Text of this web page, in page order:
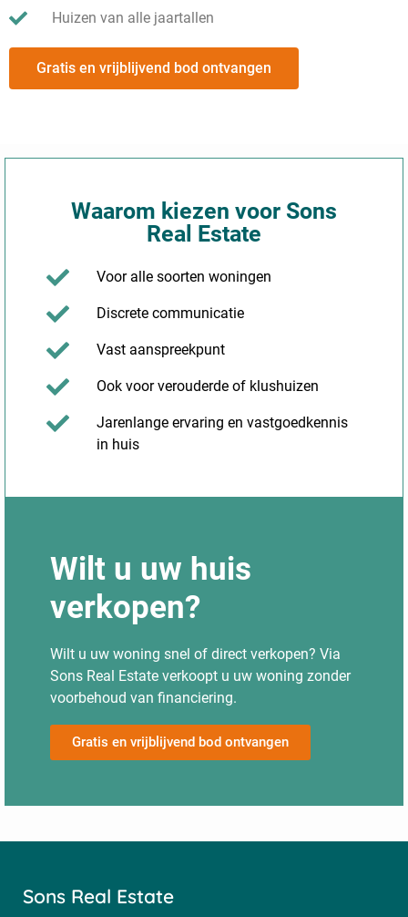
Huizen van alle jaartallen
Gratis en vrijblijvend bod ontvangen
Waarom kiezen voor Sons
Real Estate
Voor alle soorten woningen
Discrete communicatie
Vast aanspreekpunt
Ook voor verouderde of klushuizen
Jarenlange ervaring en vastgoedkennis
in huis
Wilt u uw huis
verkopen?
Wilt u uw woning snel of direct verkopen? Via
Sons Real Estate verkoopt u uw woning zonder
voorbehoud van financiering.
Gratis en vrijblijvend bod ontvangen
Sons Real Estate